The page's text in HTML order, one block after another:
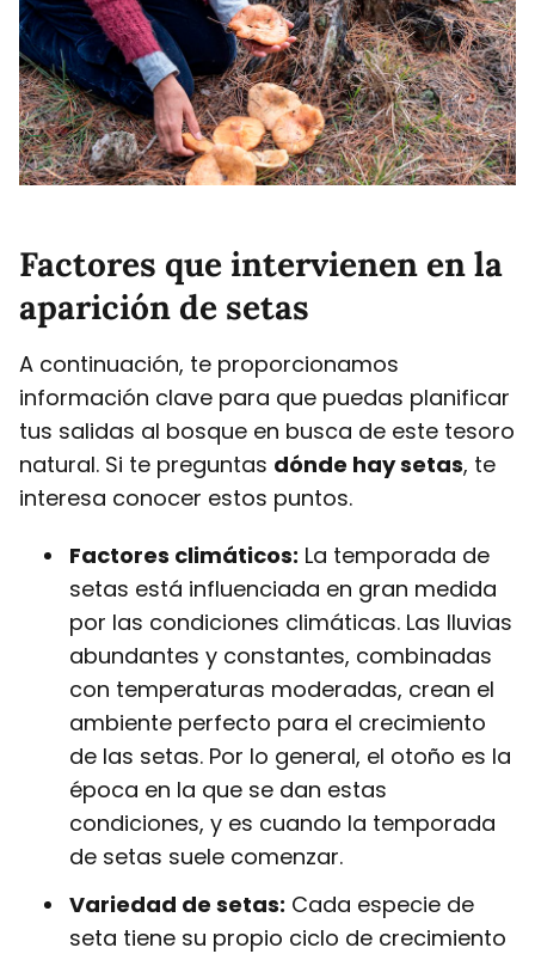
Factores que intervienen en la
aparición de setas
A continuación, te proporcionamos
información clave para que puedas planificar
tus salidas al bosque en busca de este tesoro
natural. Si te preguntas dónde hay setas, te
interesa conocer estos puntos.
Factores climáticos: La temporada de
setas está influenciada en gran medida
por las condiciones climáticas. Las lluvias
abundantes y constantes, combinadas
con temperaturas moderadas, crean el
ambiente perfecto para el crecimiento
de las setas. Por lo general, el otoño es la
época en la que se dan estas
condiciones, y es cuando la temporada
de setas suele comenzar.
Variedad de setas: Cada especie de
seta tiene su propio ciclo de crecimiento